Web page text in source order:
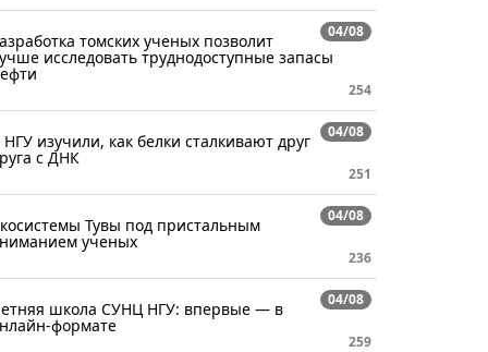
04/08
томских ученых позволит
исследовать труднодоступные запасы
254
04/08
изучили, как белки сталкивают друг
с ДНК
251
04/08
Тувы под пристальным
ученых
236
04/08
школа СУНЦ НГУ: впервые — в
формате
259